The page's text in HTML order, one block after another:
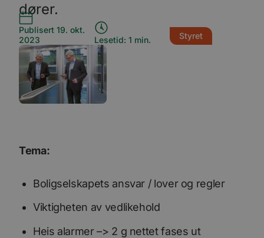
dører.
Publisert 19. okt.
2023
Lesetid: 1 min. Styret
Tema:
Boligselskapets ansvar / lover og regler
Viktigheten av vedlikehold
Heis alarmer –> 2 g nettet fases ut